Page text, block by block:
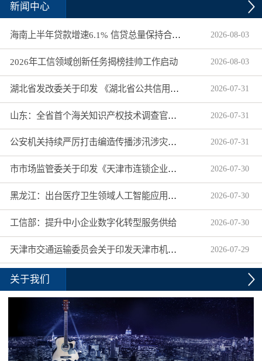
新闻中心
海南上半年贷款增速6.1% 信贷总量保持合理平稳增长 2026-08-03
2026年工信领域创新任务揭榜挂帅工作启动 2026-08-03
湖北省发改委关于印发 《湖北省公共信用信息目录（2026年版）》的通知 2026-07-31
山东：全省首个海关知识产权技术调查官制度落地济南自贸片区 2026-07-31
公安机关持续严厉打击编造传播涉汛涉灾网络谣言 2026-07-31
市市场监管委关于印发《天津市连锁企业食品经营许可“先证后核”信用承诺审批实施办法》的通知 2026-07-30
黑龙江：出台医疗卫生领域人工智能应用工作实施方案 2026-07-30
工信部：提升中小企业数字化转型服务供给 2026-07-30
天津市交通运输委员会关于印发天津市机动车驾驶员培训机构及教练员综合信用评价管理办法的通知 2026-07-29
关于我们